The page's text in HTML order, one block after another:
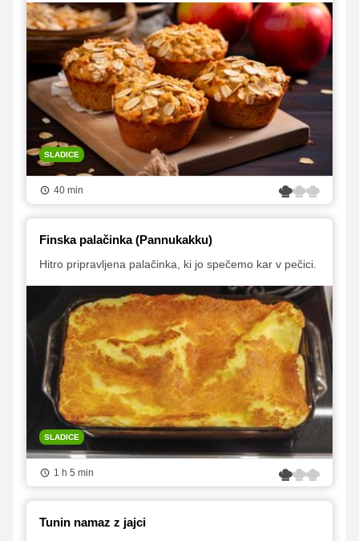
SLADICE
40 min
Finska palačinka (Pannukakku)
Hitro pripravljena palačinka, ki jo spečemo kar v pečici.
SLADICE
1 h 5 min
Tunin namaz z jajci